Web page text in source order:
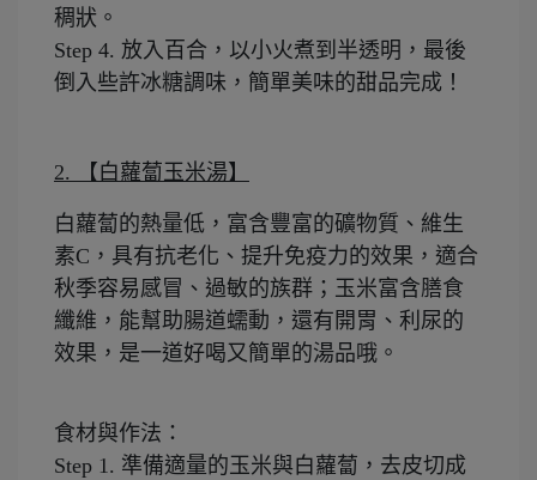
稠狀。
Step 4. 放入百合，以小火煮到半透明，最後
倒入些許冰糖調味，簡單美味的甜品完成！
2. 【白蘿蔔玉米湯】
白蘿蔔的熱量低，富含豐富的礦物質、維生
素C，具有抗老化、提升免疫力的效果，適合
秋季容易感冒、過敏的族群；玉米富含膳食
纖維，能幫助腸道蠕動，還有開胃、利尿的
效果，是一道好喝又簡單的湯品哦。
食材與作法：
Step 1. 準備適量的玉米與白蘿蔔，去皮切成